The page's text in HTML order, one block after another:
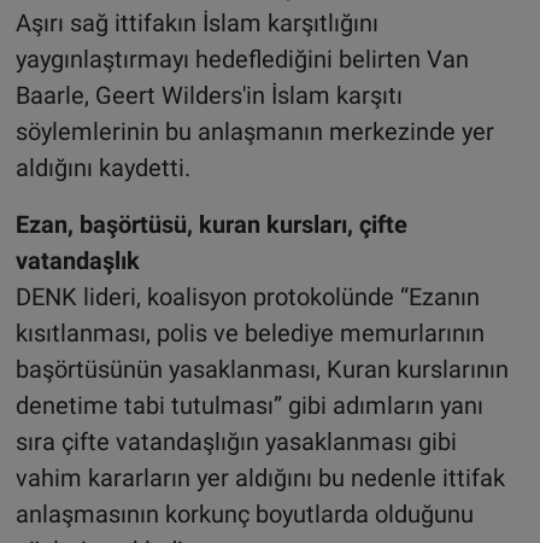
Aşırı sağ ittifakın İslam karşıtlığını
yaygınlaştırmayı hedeflediğini belirten Van
Baarle, Geert Wilders'in İslam karşıtı
söylemlerinin bu anlaşmanın merkezinde yer
aldığını kaydetti.
Ezan, başörtüsü, kuran kursları, çifte
vatandaşlık
DENK lideri, koalisyon protokolünde “Ezanın
kısıtlanması, polis ve belediye memurlarının
başörtüsünün yasaklanması, Kuran kurslarının
denetime tabi tutulması” gibi adımların yanı
sıra çifte vatandaşlığın yasaklanması gibi
vahim kararların yer aldığını bu nedenle ittifak
anlaşmasının korkunç boyutlarda olduğunu